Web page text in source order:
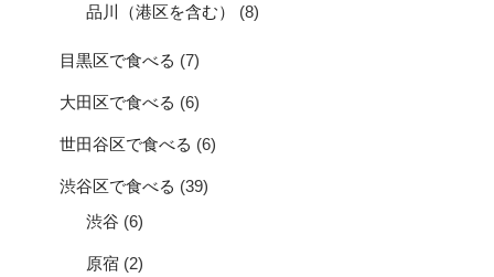
品川（港区を含む） (8)
目黒区で食べる (7)
大田区で食べる (6)
世田谷区で食べる (6)
渋谷区で食べる (39)
渋谷 (6)
原宿 (2)